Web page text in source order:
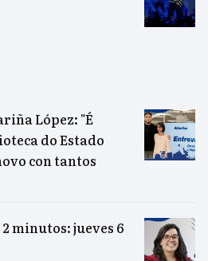
López: "É
do Estado
con tantos
minutos: jueves 6